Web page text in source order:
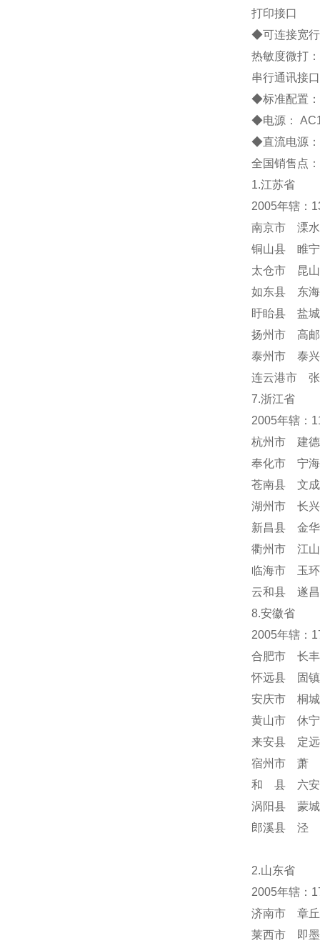
打印接口
◆可连接宽
热敏度微打：
串行通讯接口
◆标准配置
◆电源：
◆直流电源
全国销售点：
1.江苏省
2005年辖：
南京市 溧
铜山县 睢
太仓市 昆
如东县 东
盱眙县 盐
扬州市 高
泰州市 泰
连云港市 张
7.浙江省
2005年辖：
杭州市 建
奉化市 宁
苍南县 文
湖州市 长
新昌县 金
衢州市 江
临海市 玉
云和县 遂
8.安徽省
2005年辖：
合肥市 长
怀远县 固
安庆市 桐
黄山市 休
来安县 定
宿州市 萧
和 县 六
涡阳县 蒙
郎溪县 泾
2.山东省
2005年辖：
济南市 章
莱西市 即